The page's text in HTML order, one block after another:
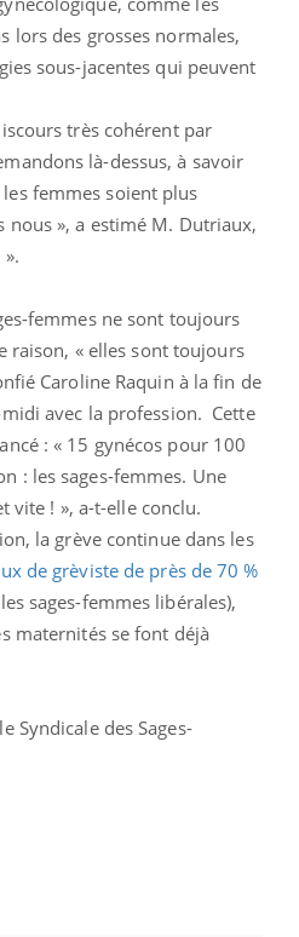
lors des grosses normales,
sous-jacentes qui peuvent
très cohérent par
là-dessus, à savoir
femmes soient plus
», a estimé M. Dutriaux,
femmes ne sont toujours
raison, « elles sont toujours
Caroline Raquin à la fin de
avec la profession. Cette
: « 15 gynécos pour 100
: les sages-femmes. Une
vite ! », a-t-elle conclu.
la grève continue dans les
de grèviste de près de 70 %
sages-femmes libérales),
maternités se font déjà
Syndicale des Sages-